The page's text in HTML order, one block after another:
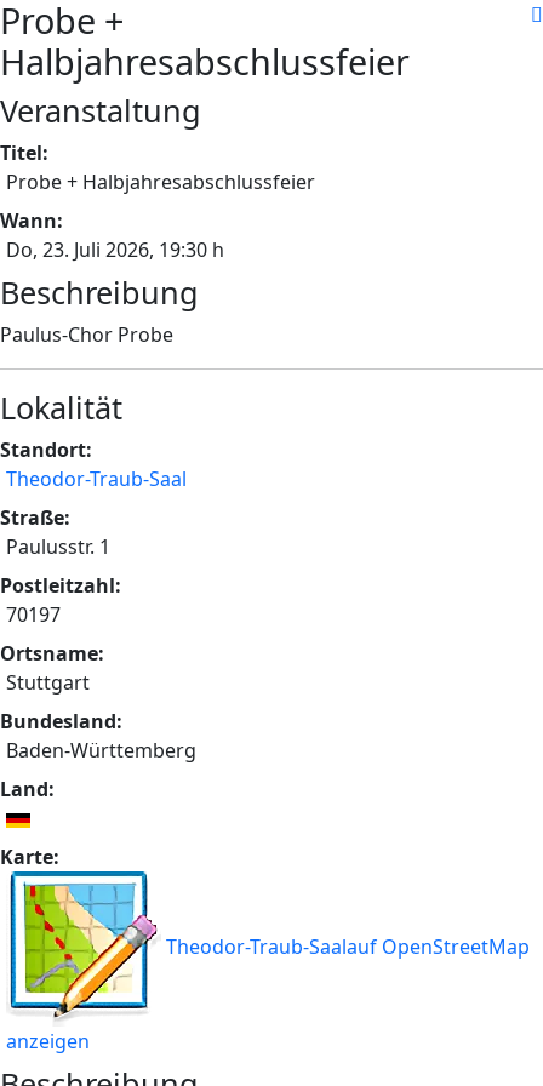
Probe +
Halbjahresabschlussfeier
Veranstaltung
Titel:
Probe + Halbjahresabschlussfeier
Wann:
Do, 23. Juli 2026, 19:30 h
Beschreibung
Paulus-Chor Probe
Lokalität
Standort:
Theodor-Traub-Saal
Straße:
Paulusstr. 1
Postleitzahl:
70197
Ortsname:
Stuttgart
Bundesland:
Baden-Württemberg
Land:
Karte:
Theodor-Traub-Saalauf OpenStreetMap
anzeigen